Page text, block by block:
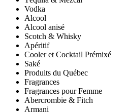
Vodka
Alcool
Alcool anisé
Scotch & Whisky
Apéritif
Cooler et Cocktail Prémixé
Saké
Produits du Québec
Fragrances
Fragrances pour Femme
Abercrombie & Fitch
Armani